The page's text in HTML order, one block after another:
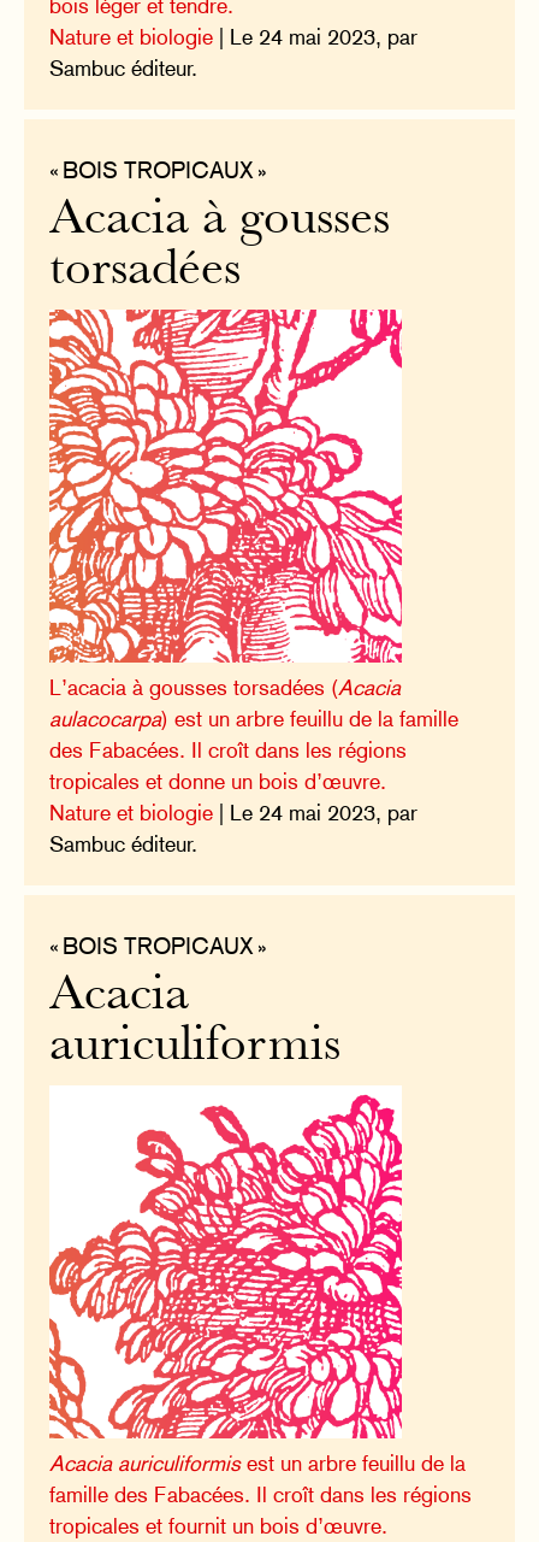
bois léger et tendre.
Nature et biologie | Le 24 mai 2023, par
Sambuc éditeur.
« BOIS TROPICAUX »
Acacia à gousses
torsadées
L’acacia à gousses torsadées (Acacia
aulacocarpa) est un arbre feuillu de la famille
des Fabacées. Il croît dans les régions
tropicales et donne un bois d’œuvre.
Nature et biologie | Le 24 mai 2023, par
Sambuc éditeur.
« BOIS TROPICAUX »
Acacia
auriculiformis
Acacia auriculiformisest un arbre feuillu de la
famille des Fabacées. Il croît dans les régions
tropicales et fournit un bois d’œuvre.